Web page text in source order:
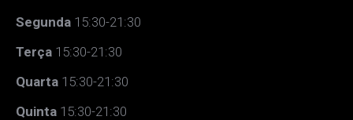
Segunda 15:30-21:30
Terça 15:30-21:30
Quarta 15:30-21:30
Quinta 15:30-21:30